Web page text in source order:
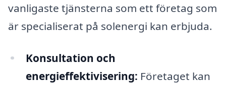
vanligaste tjänsterna som ett företag som
är specialiserat på solenergi kan erbjuda.
Konsultation och
energieffektivisering: Företaget kan